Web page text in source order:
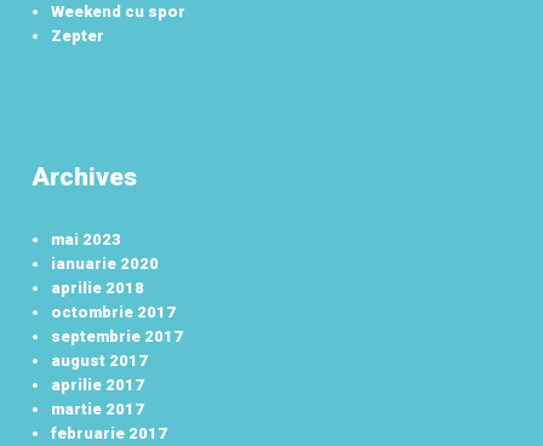
Weekend cu spor
Zepter
Archives
mai 2023
ianuarie 2020
aprilie 2018
octombrie 2017
septembrie 2017
august 2017
aprilie 2017
martie 2017
februarie 2017